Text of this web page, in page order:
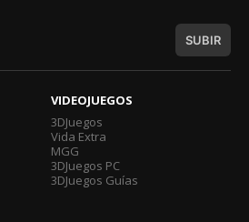
SUBIR
VIDEOJUEGOS
3DJuegos
Vida Extra
MGG
3DJuegos PC
3DJuegos Guías